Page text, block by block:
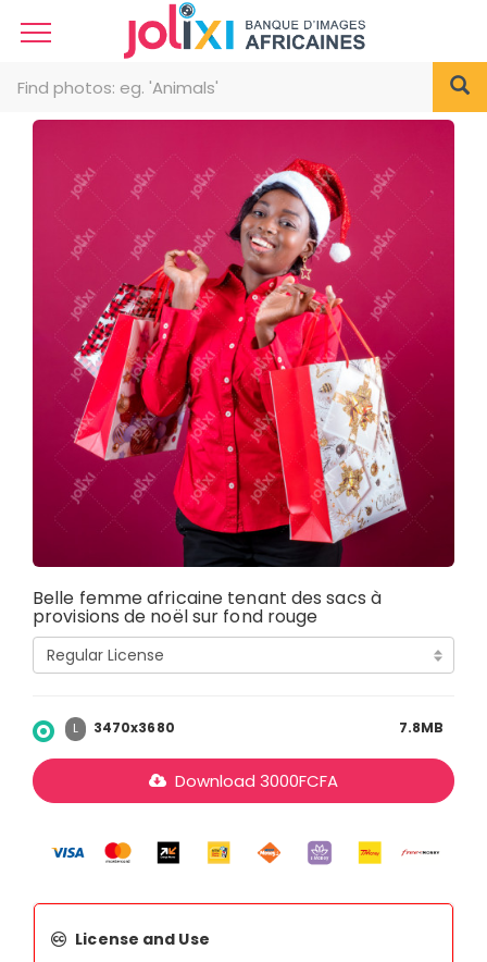
Belle femme africaine tenant des sacs à
provisions de noël sur fond rouge
L 3470x3680 7.8MB
Download 3000FCFA
License and Use